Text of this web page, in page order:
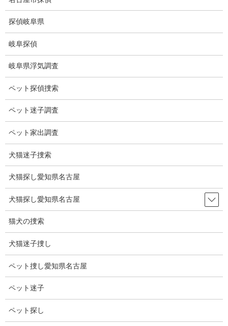
に
動
ョ
に
動
ブログ
HOME ブログ
2021-01-24
ブログ
宇宙エレベーター
2050年までに、日本の大手総合建設会社、大林組が「宇宙エレベ
ーター」の運用開始を目指している。
ロケットに代わる未来の宇宙輸送・交通システムとして注目され
ています。
人工衛星から地表までケーブルを垂らし、それを伝って宇宙まで
昇っていくという宇宙エレベーター。
ターミナル駅となる人工衛星を築くことから建設スタート。
宇宙エレベータの主な仕組みは、100年前に考案されていたが、ケ
探偵岐阜県
岐阜探偵
岐阜県浮気調査
ペット探偵捜索
ペット迷子調査
ペット家出調査
犬猫迷子捜索
犬猫探し愛知県名古屋
犬猫探し愛知県名古屋
猫犬の捜索
犬猫迷子捜し
ペット捜し愛知県名古屋
ペット迷子
ペット探し